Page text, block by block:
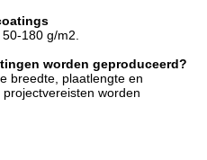
180 g/m2.
worden geproduceerd?
breedte, plaatlengte en
worden